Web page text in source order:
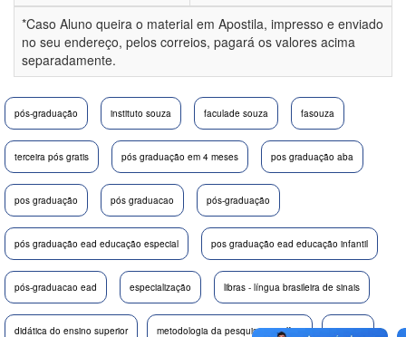
*Caso Aluno queira o material em Apostila, impresso e enviado
no seu endereço, pelos correios, pagará os valores acima
separadamente.
pós-graduação instituto souza faculade souza fasouza
terceira pós gratis pós graduação em 4 meses pos graduação aba
pos graduação pós graduacao pós-graduação
pós graduação ead educação especial pos graduação ead educação infantil
pós-graduacao ead especialização libras - língua brasileira de sinais
didática do ensino superior metodologia da pesquisa científica autismo